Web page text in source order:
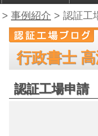
> 事例紹介 > 認証工
行政書士
認証工場申請